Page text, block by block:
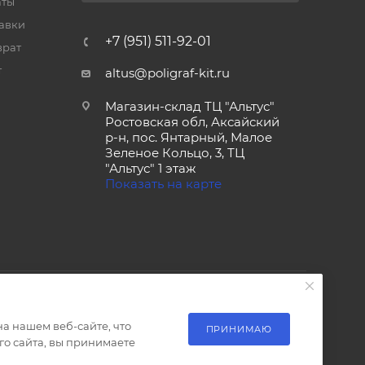
+7 (951) 511-92-01
altus@poligraf-kit.ru
Магазин-склад ТЦ "Альтус"
Ростовская обл, Аксайский
р-н, пос. Янтарный, Малое
Зеленое Кольцо, 3, ТЦ
"Альтус" 1 этаж
Показать на карте
нашем веб-сайте, что
сайта, вы принимаете
ПРИНИМАЮ